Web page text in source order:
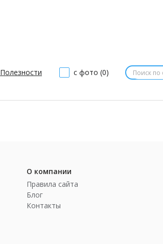
Полезности с фото (0)
О компании
Правила сайта
Блог
Контакты